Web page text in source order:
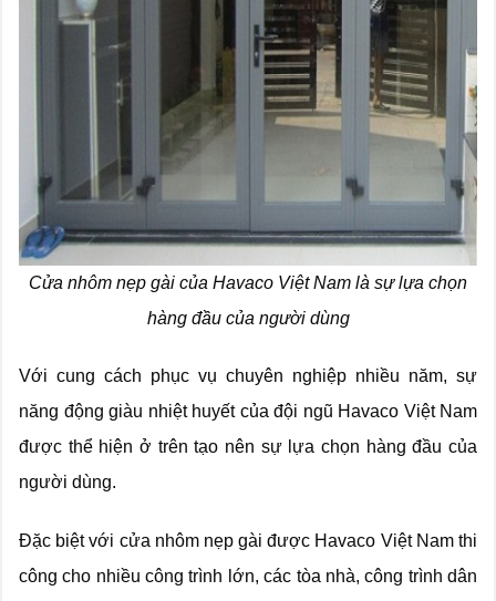
Cửa nhôm nẹp gài của Havaco Việt Nam là sự lựa chọn
hàng đầu của người dùng
Với cung cách phục vụ chuyên nghiệp nhiều năm, sự
năng động giàu nhiệt huyết của đội ngũ Havaco Việt Nam
được thể hiện ở trên tạo nên sự lựa chọn hàng đầu của
người dùng.
Đặc biệt với cửa nhôm nẹp gài được Havaco Việt Nam thi
công cho nhiều công trình lớn, các tòa nhà, công trình dân